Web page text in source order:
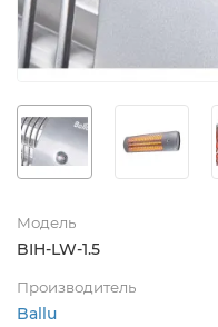
Модель
BIH-LW-1.5
Производитель
Ballu